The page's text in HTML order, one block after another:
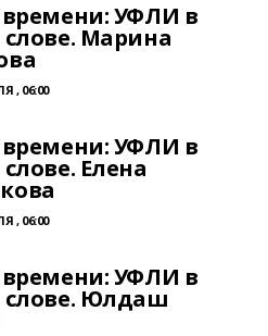
времени: УФЛИ в
Марина
, 06:00
времени: УФЛИ в
Елена
, 06:00
времени: УФЛИ в
слове. Юлдаш